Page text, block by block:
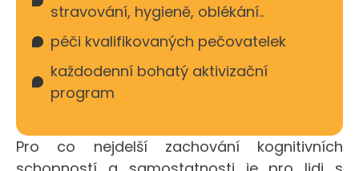
stravování, hygieně, oblékání..
péči kvalifikovaných pečovatelek
každodenní bohatý aktivizační
program
Pro co nejdelší zachování kognitivních